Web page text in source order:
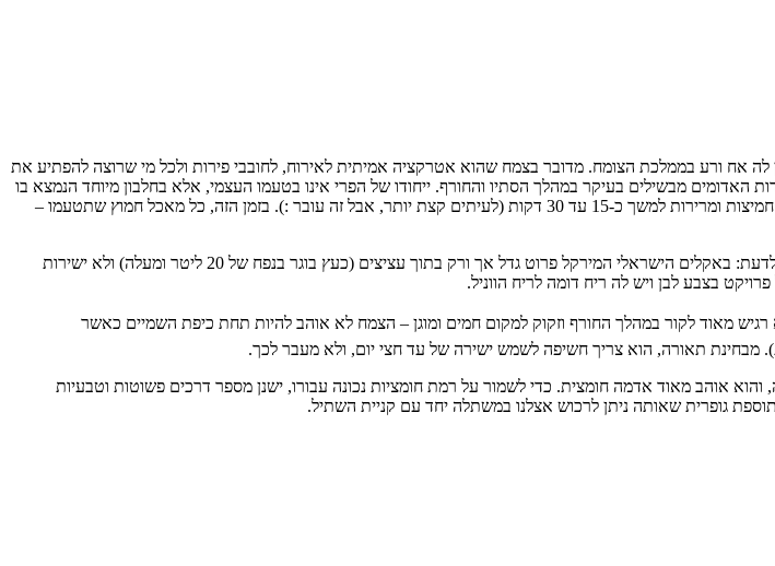
אח ורע בממלכת הצומח. מדובר בצמח שהוא אטרקציה אמיתית לאירוח, לחובבי פירות ולכל מי שרוצה להפתיע את
מבשילים בעיקר במהלך הסתיו והחורף. ייחודו של הפרי אינו בטעמו העצמי, אלא בחלבון מיוחד הנמצא בו
ונקרא מירקולין. לאחר לעיסת ציפת הפרי, החלבון נקשר לבלוטות הטעם ומנטרל לחלוטין את היכולת לחוש חמיצות ומרירות למשך כ-15 עד 30 דקות (לעיתים קצת יותר, אבל זה עובר :). בזמן הזה, כל מאכל חמוץ שתטעמו –
מבנה העץ והגידול: הצמח גדל כשיח-עץ קטן, קומפקטי וירוק-עד, המתאפיין בעלווה מבריקה וצפופה. חשוב לדעת: באקלים הישראלי המירקל פרוט גדל אך ורק בתוך עציצים (כעץ בוגר בנפח של 20 ליטר ומעלה) ולא ישירות
בצבע לבן ויש לה ריח דומה לריח הווניל.
מאוד לקור במהלך החורף וזקוק למקום חמים ומוגן – הצמח לא אוהב להיות תחת כיפת השמיים כאשר
אוהב מאוד אדמה חומצית. כדי לשמור על רמת חומציות נכונה עבורו, ישנן מספר דרכים פשוטות וטבעיות
גופרית שאותה ניתן לרכוש אצלנו במשתלה יחד עם קניית השתיל.